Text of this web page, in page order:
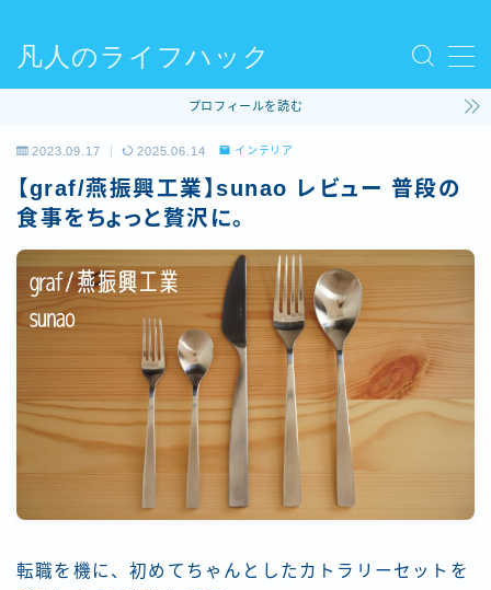
凡人のライフハック
使ってるモノ
ファッション
ライフハック
コラム
ビリヤード
プロフィールを読む
2023.09.17 2025.06.14 インテリア
【graf/燕振興工業】sunao レビュー 普段の
食事をちょっと贅沢に。
転職を機に、初めてちゃんとしたカトラリーセットを